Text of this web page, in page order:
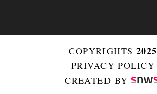
COPYRIGHTS 2025
PRIVACY POLICY
CREATED BY